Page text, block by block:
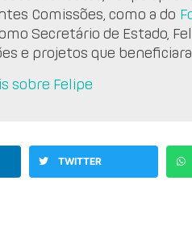
Comissões, como a do
Secretário de Estado,
e projetos que
sobre Felipe
TWITTER